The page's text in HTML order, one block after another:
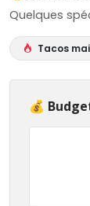
Quelques
Tacos
💰